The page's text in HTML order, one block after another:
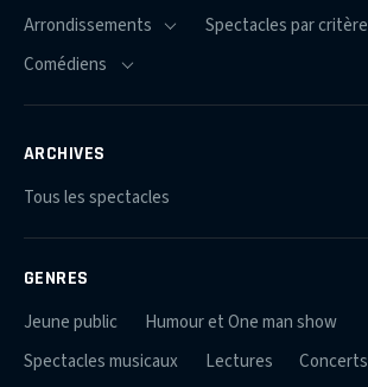
ARCHIVES
Tous les spectacles
GENRES
Jeune public
Humour et One man show
Spectacles musicaux
Lectures
Concerts